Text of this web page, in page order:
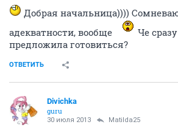
Добрая начальница))))
адекватности, вообще
Че
предложила готовиться?
ОТВЕТИТЬ
Divichka
guru
30 июля 2013 Matilda25